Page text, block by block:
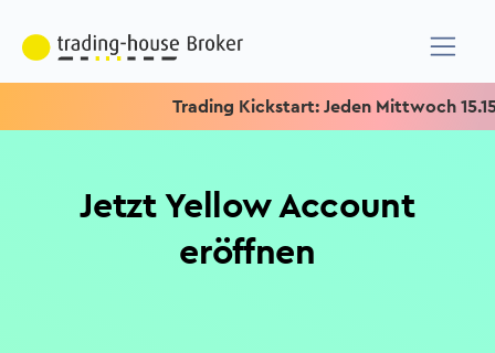
Trading Kickstart: Jeden Mittwoch 15.15
Jetzt Yellow Account
eröffnen